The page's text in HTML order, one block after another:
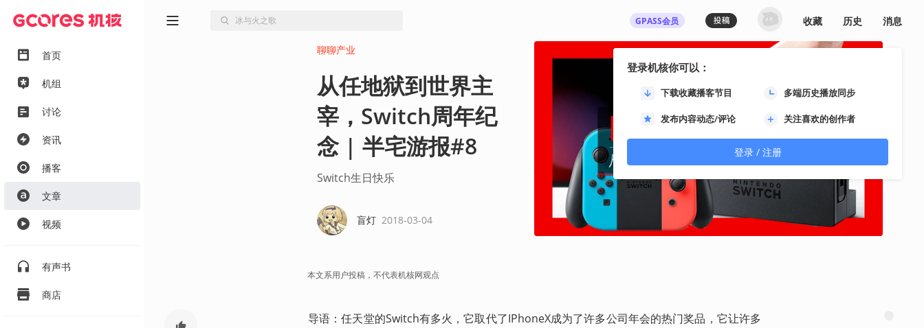
首页
机组
讨论
资讯
播客
文章
视频
有声书
商店
GPASS会员
登录机核你可以：
下载收藏播客节目 多端历史播放同步
发布内容动态/评论 关注喜欢的创作者
登录 / 注册
收藏 历史 消息
聊聊产业
从任地狱到世界主
宰，Switch周年纪
念 | 半宅游报#8
Switch生日快乐
盲灯 2018-03-04
本文系用户投稿，不代表机核网观点
导语：任天堂的Switch有多火，它取代了IPhoneX成为了许多公司年会的热门奖品，它让许多